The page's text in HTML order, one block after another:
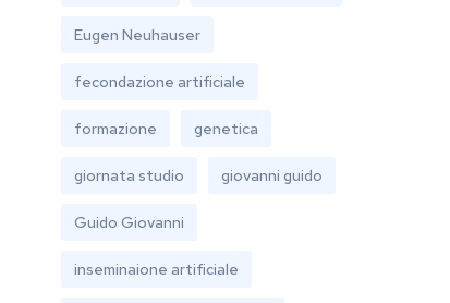
Eugen Neuhauser
fecondazione artificiale
formazione genetica
giornata studio giovanni guido
Guido Giovanni
inseminaione artificiale